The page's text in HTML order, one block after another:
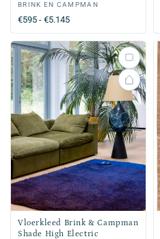
Verkoper:
BRINK EN CAMPMAN
Normale
prijs
€595 - €5.145
Vloerkleed Brink & Campman
Shade High Electric